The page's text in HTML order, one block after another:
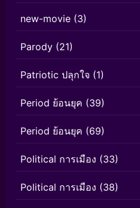
new-movie (3)
Parody (21)
Patriotic ปลุกใจ (1)
Period ย้อนยุค (39)
Period ย้อนยุค (69)
Political การเมือง (33)
Political การเมือง (38)